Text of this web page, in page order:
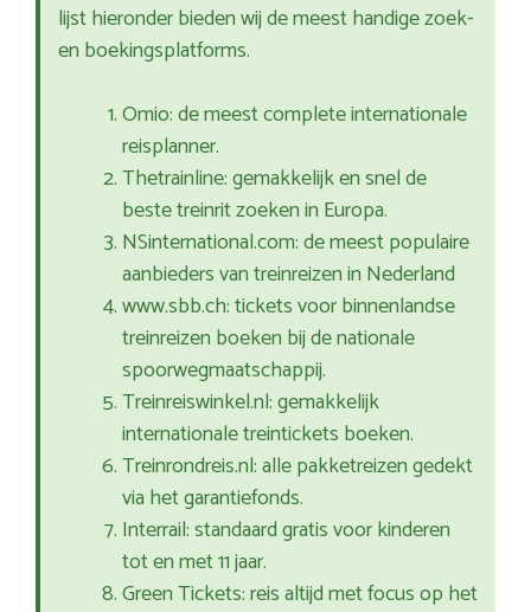
lijst hieronder bieden wij de meest handige zoek-
en boekingsplatforms.
Omio: de meest complete internationale
reisplanner.
Thetrainline: gemakkelijk en snel de
beste treinrit zoeken in Europa.
NSinternational.com: de meest populaire
aanbieders van treinreizen in Nederland
www.sbb.ch: tickets voor binnenlandse
treinreizen boeken bij de nationale
spoorwegmaatschappij.
Treinreiswinkel.nl: gemakkelijk
internationale treintickets boeken.
Treinrondreis.nl: alle pakketreizen gedekt
via het garantiefonds.
Interrail: standaard gratis voor kinderen
tot en met 11 jaar.
Green Tickets: reis altijd met focus op het